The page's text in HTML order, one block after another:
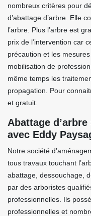
nombreux critères pour
d’abattage d’arbre. Elle
l’arbre. Plus l’arbre est
prix de l’intervention car
précaution et les
mobilisation de
même temps les
propagation. Pour
et gratuit.
Abattage
avec Eddy
Notre société
tous travaux touchant
abattage, dessouchage,
par des arboristes
professionnelles. Ils
professionnelles et